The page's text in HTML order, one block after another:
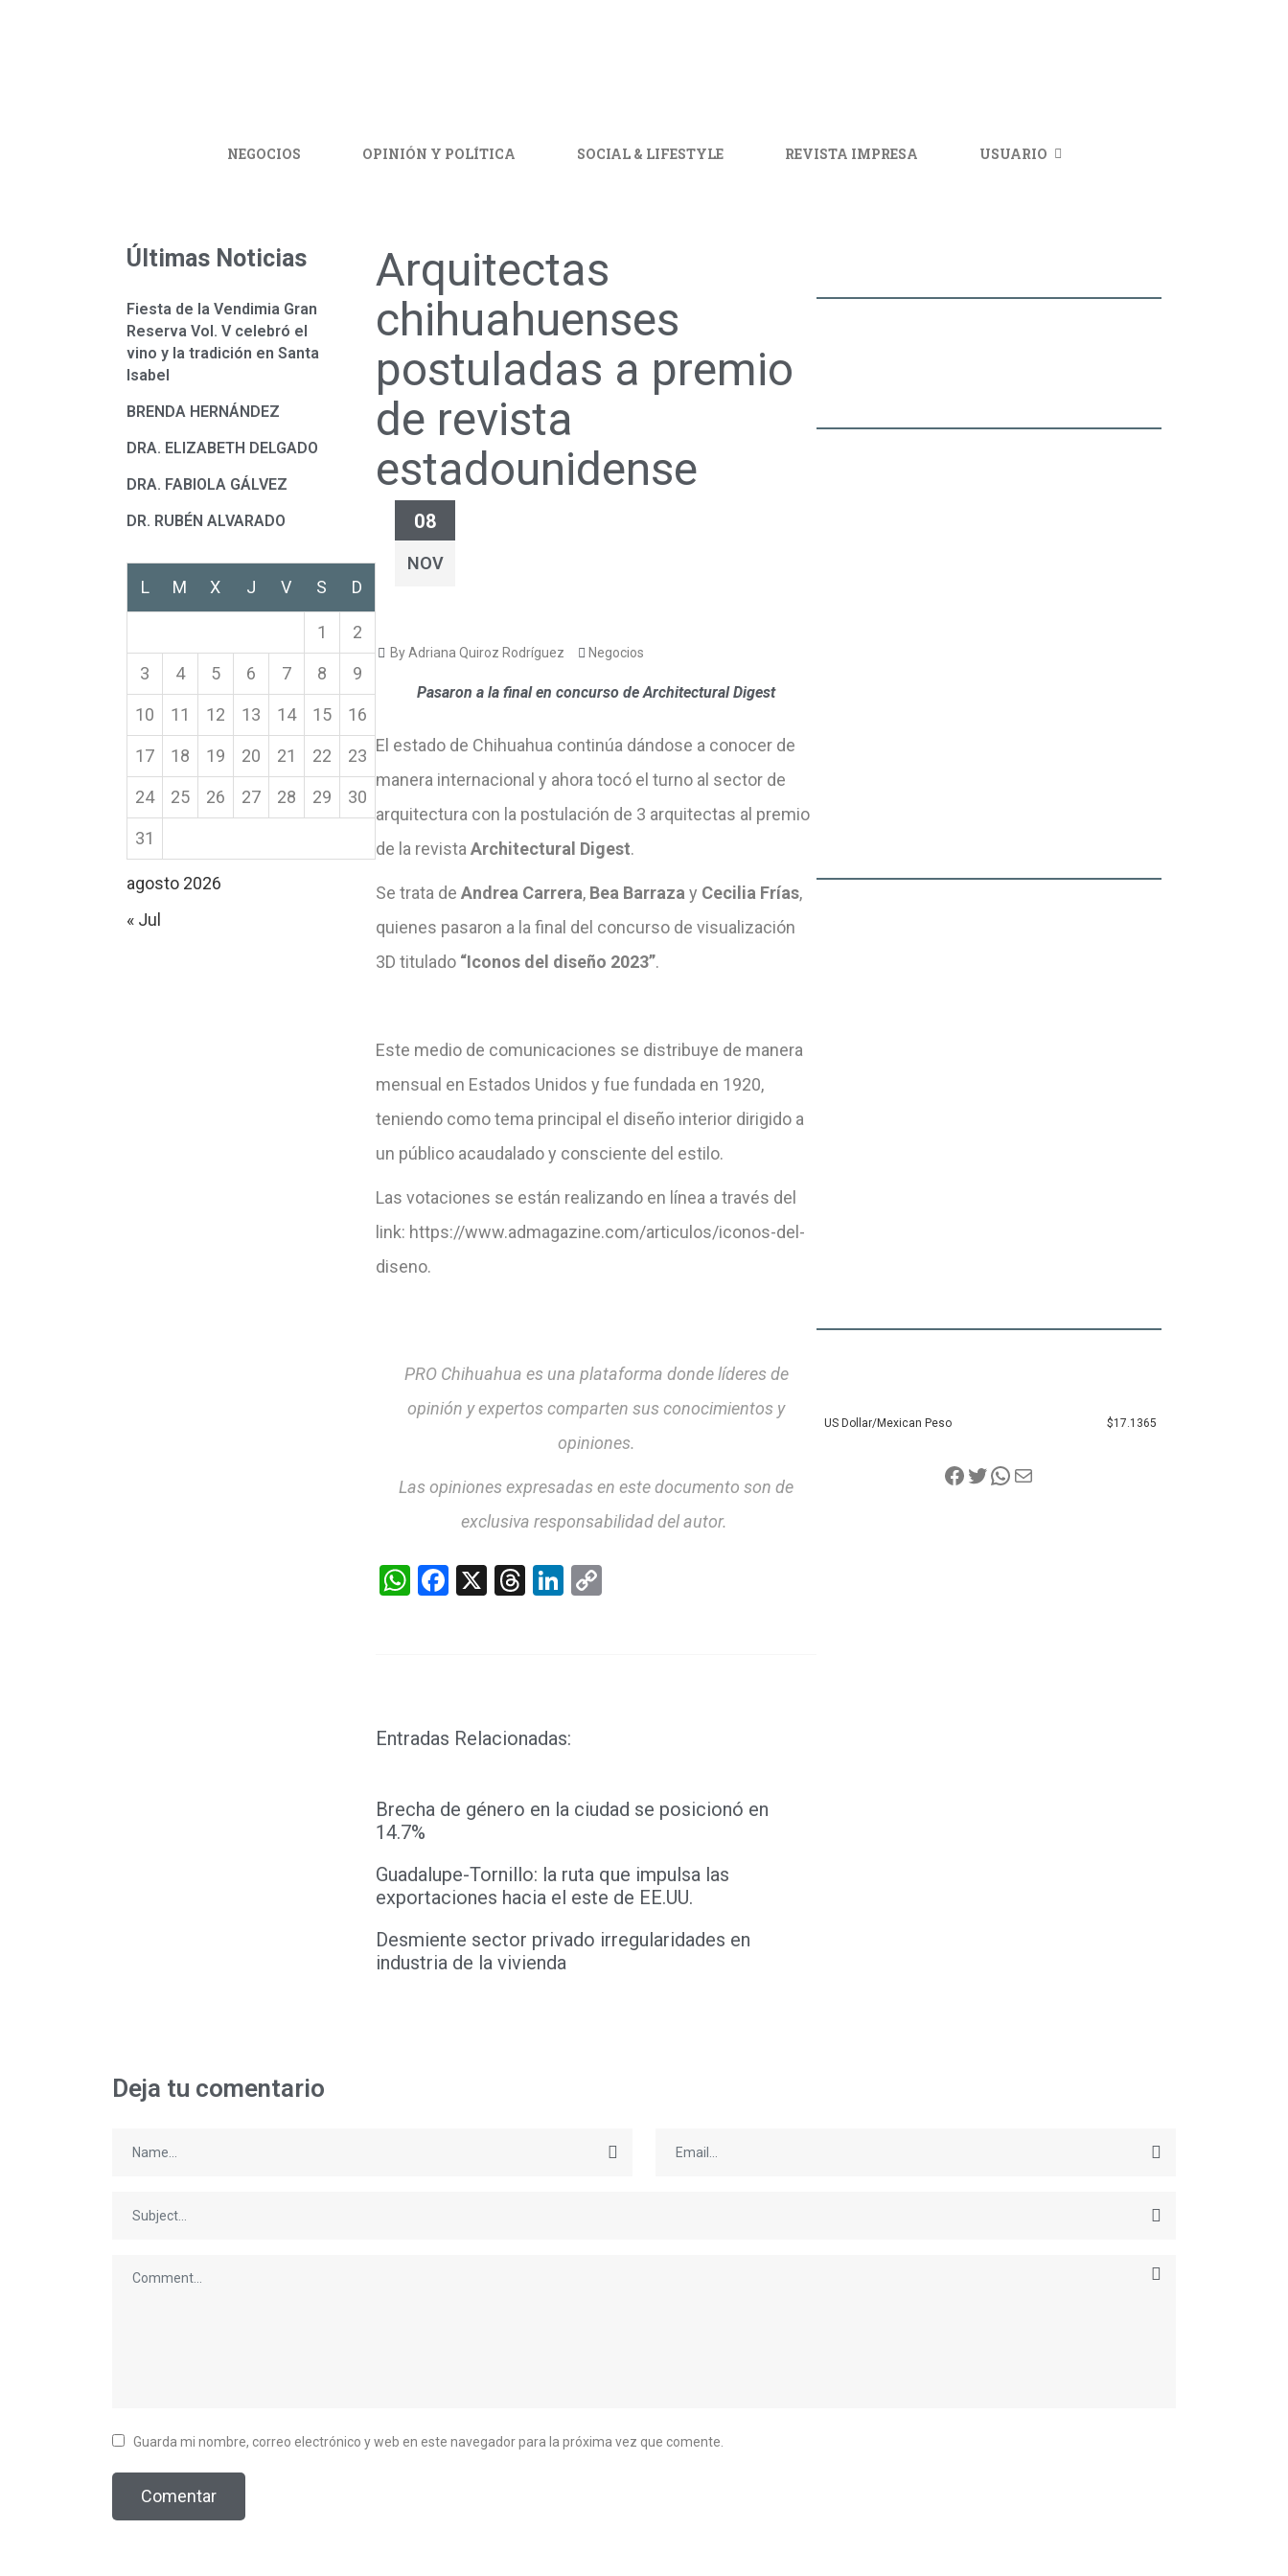
NEGOCIOS OPINIÓN Y POLÍTICA SOCIAL & LIFESTYLE REVISTA IMPRESA USUARIO
Últimas Noticias
Fiesta de la Vendimia Gran
Reserva Vol. V celebró el
vino y la tradición en Santa
Isabel
BRENDA HERNÁNDEZ
DRA. ELIZABETH DELGADO
DRA. FABIOLA GÁLVEZ
DR. RUBÉN ALVARADO
agosto 2026
L M X J V S D
1 2
3 4 5 6 7 8 9
10 11 12 13 14 15 16
17 18 19 20 21 22 23
24 25 26 27 28 29 30
31
« Jul
Arquitectas
chihuahuenses
postuladas a premio
de revista
estadounidense
08
NOV
By Adriana Quiroz Rodríguez Negocios
Pasaron a la final en concurso de Architectural Digest
El estado de Chihuahua continúa dándose a conocer de
manera internacional y ahora tocó el turno al sector de
arquitectura con la postulación de 3 arquitectas al premio
de la revista Architectural Digest.
Se trata de Andrea Carrera, Bea Barraza y Cecilia Frías,
quienes pasaron a la final del concurso de visualización
3D titulado “Iconos del diseño 2023”.
Este medio de comunicaciones se distribuye de manera
mensual en Estados Unidos y fue fundada en 1920,
teniendo como tema principal el diseño interior dirigido a
un público acaudalado y consciente del estilo.
Las votaciones se están realizando en línea a través del
link: https://www.admagazine.com/articulos/iconos-del-
diseno.
PRO Chihuahua es una plataforma donde líderes de
opinión y expertos comparten sus conocimientos y
opiniones.
Las opiniones expresadas en este documento son de
exclusiva responsabilidad del autor.
WhatsApp
Facebook
X Threads
LinkedIn
Entradas Relacionadas:
Brecha de género en la ciudad se posicionó en
14.7%
Guadalupe-Tornillo: la ruta que impulsa las
exportaciones hacia el este de EE.UU.
Desmiente sector privado irregularidades en
industria de la vivienda
US Dollar/Mexican Peso $17.1365
Deja tu comentario
Guarda mi nombre, correo electrónico y web en este navegador para la próxima vez que comente.